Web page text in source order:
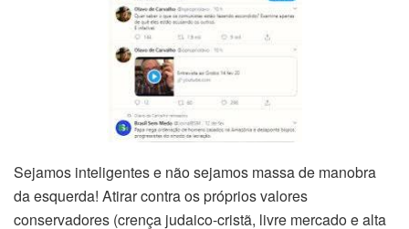
Sejamos inteligentes e não sejamos massa de manobra
da esquerda! Atirar contra os próprios valores
conservadores (crença judaico-cristã, livre mercado e alta